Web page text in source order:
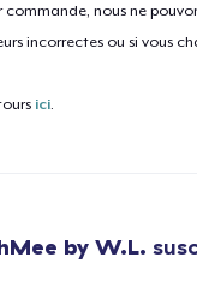
nous ne
incorrectes ou si vous
ici.
by W.L.